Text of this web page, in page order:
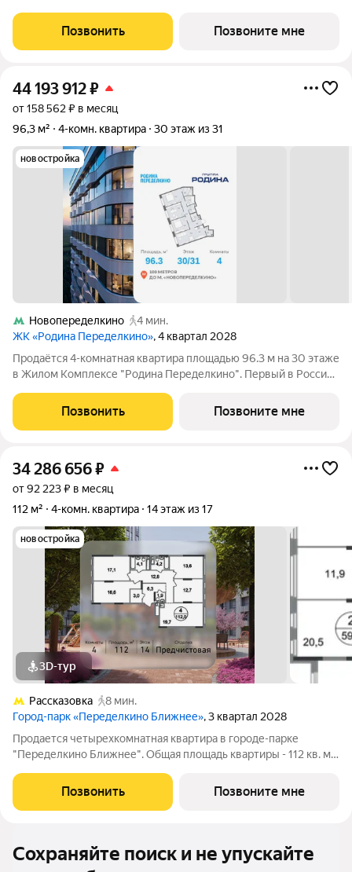
монолитный. ТОЛЬКО ДО 31 АВГУСТА выгодные условия на
приобретение квартиры в
Позвонить Позвоните мне
44 193 912₽
от 158 562 ₽ в месяц
96,3 м²
4-комн. квартира 30 этаж из 31
новостройка
Новопеределкино
4 мин.
ЖК «Родина Переделкино», 4 квартал 2028
Продаётся 4-комнатная квартира площадью 96.3 м на 30 этаже
в Жилом Комплексе "Родина Переделкино". Первый в России
квартал бизнес-класса на Западе Москвы на границе с
Ульяновским лесопарком,
Позвонить Позвоните мне
34 286 656₽
от 92 223 ₽ в месяц
112 м²
4-комн. квартира 14 этаж из 17
новостройка
3D-тур
Рассказовка
8 мин.
Город-парк «Переделкино Ближнее», 3 квартал 2028
Продается четырехкомнатная квартира в городе-парке
"Переделкино Ближнее". Общая площадь квартиры - 112 кв. м,
монолитный. ТОЛЬКО ДО 31 АВГУСТА выгодные условия на
приобретение квартиры в
Позвонить Позвоните мне
Сохраняйте поиск и не упускайте